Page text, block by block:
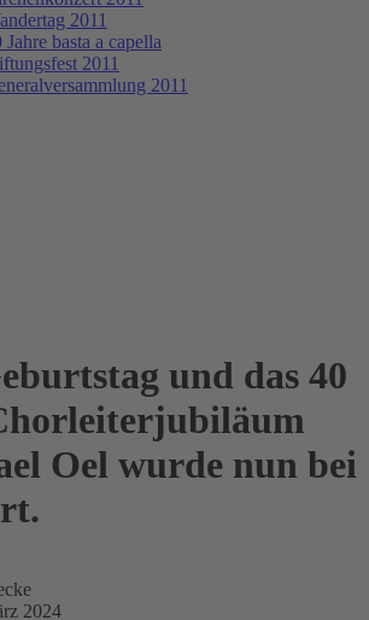
2011
Jahre basta a capella
2011
2011
und das 40
Oel wurde nun bei
2024